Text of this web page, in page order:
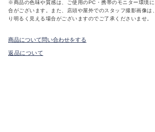
※商品の色味や質感は、ご使用のPC・携帯のモニター環境
合がございます。また、店頭や屋外でのスタッフ撮影画像は
り明るく見える場合がございますのでご了承くださいませ。
商品について問い合わせをする
返品について